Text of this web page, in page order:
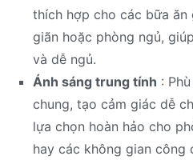
thích hợp cho các bữa
giãn hoặc phòng ngủ,
và dễ ngủ.
Ánh sáng trung tính :
chung, tạo cảm giác dễ
lựa chọn hoàn hảo cho
hay các không gian công